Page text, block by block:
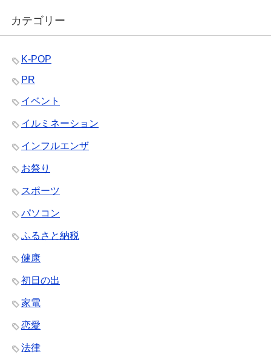
カテゴリー
K-POP
PR
イベント
イルミネーション
インフルエンザ
お祭り
スポーツ
パソコン
ふるさと納税
健康
初日の出
家電
恋愛
法律